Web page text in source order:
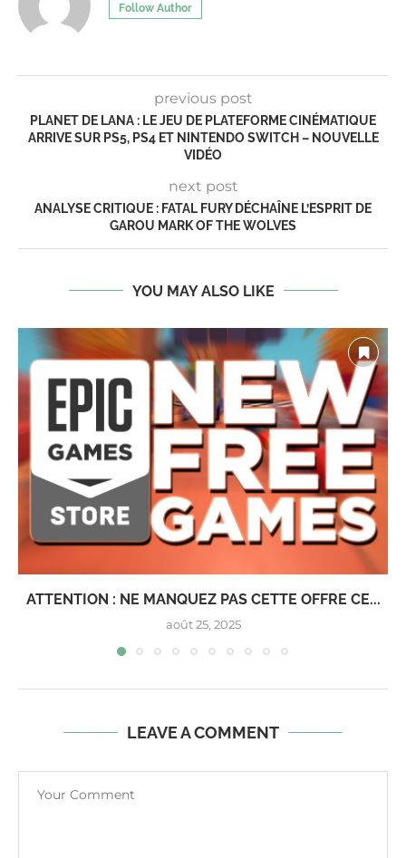
Follow Author
previous post
PLANET DE LANA : LE JEU DE PLATEFORME CINÉMATIQUE
ARRIVE SUR PS5, PS4 ET NINTENDO SWITCH – NOUVELLE
VIDÉO
next post
ANALYSE CRITIQUE : FATAL FURY DÉCHAÎNE L’ESPRIT DE
GAROU MARK OF THE WOLVES
YOU MAY ALSO LIKE
ATTENTION : NE MANQUEZ PAS CETTE OFFRE CE...
août 25, 2025
LEAVE A COMMENT